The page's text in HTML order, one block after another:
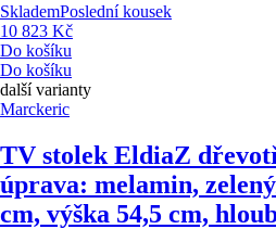
SklademPoslední kousek
10 823 Kč
Do košíku
Do košíku
další varianty
Marckeric
TV stolek EldiaZ
úprava: melamin,
cm, výška 54,5 cm,